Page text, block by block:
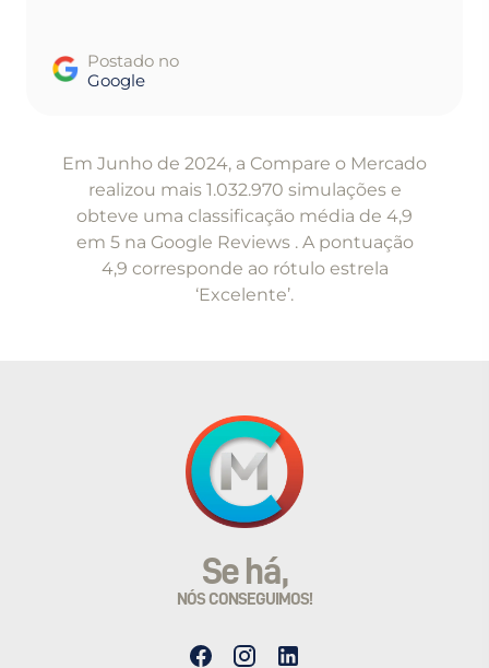
Postado no
Google
Em Junho de 2024, a Compare o Mercado
realizou mais 1.032.970 simulações e
obteve uma classificação média de 4,9
em 5 na Google Reviews . A pontuação
4,9 corresponde ao rótulo estrela
‘Excelente’.
Se há,
NÓS CONSEGUIMOS!